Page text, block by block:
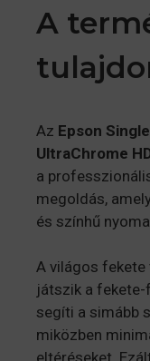
A
Az Epson
UltraChrome
a
megoldás,
és színhű
A világos
játszik a
segíti a simább
miközben